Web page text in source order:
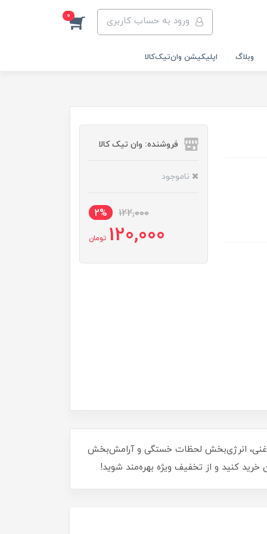
ورود به حساب کاربری 0
وبلاگ اپلیکیشن وان‌تیک‌کالا‌
فروشنده: وان تیک کالا
ناموجود
122,000
2%
120,000 تومان
غنی، انرژی‌بخش لحظات خستگی و آرامش‌بخش
کنید و از تخفیف ویژه بهره‌مند شوید!